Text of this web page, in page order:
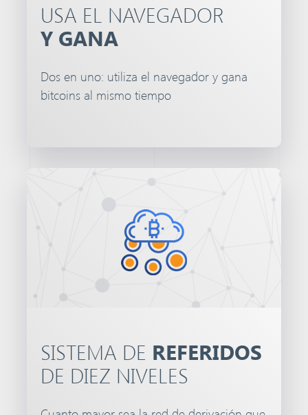
USA EL NAVEGADOR
Y GANA
Dos en uno: utiliza el navegador y gana
bitcoins al mismo tiempo
SISTEMA DE REFERIDOS
DE DIEZ NIVELES